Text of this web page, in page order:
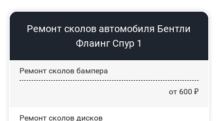
Ремонт сколов автомобиля Бентли
Флаинг Спур 1
Ремонт сколов бампера
от 600 ₽
Ремонт сколов дисков